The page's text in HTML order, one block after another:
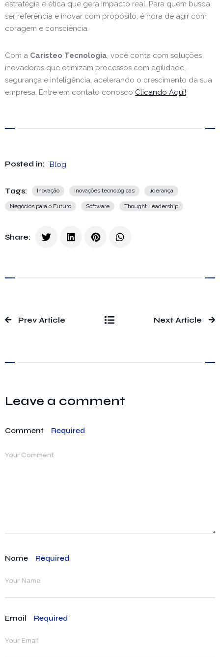
estratégia e ética que gera impacto real. Para quem busca
ser referência e inovar com propósito, é hora de agir com
coragem e consciência.
Com a Caristeo Tecnologia, você conta com soluções
inovadoras que otimizam processos com agilidade,
segurança e inteligência, acelerando o crescimento da sua
empresa. Entre em contato conosco Clicando Aqui!
Posted in: Blog
Tags: Inovação Inovações tecnológicas liderança
Negócios para o Futuro Software Thought Leadership
Share:
Prev Article Next Article
Leave a comment
Comment Required
Name Required
Email Required